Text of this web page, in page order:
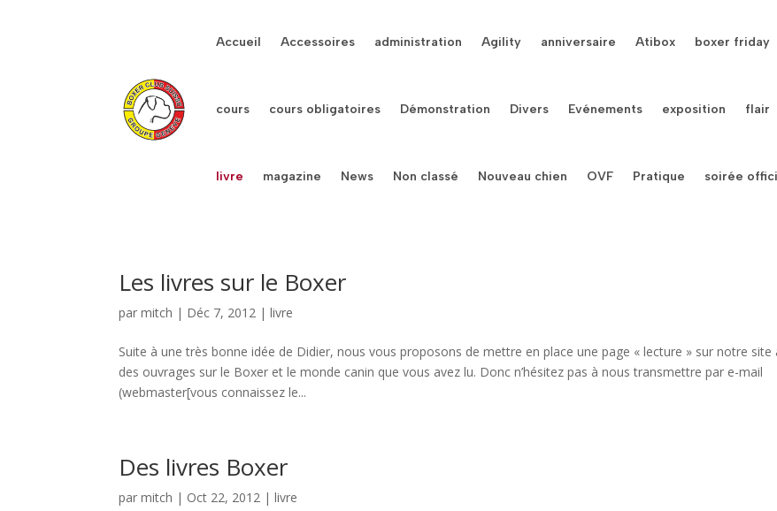
Accueil Accessoires administration Agility anniversaire Atibox boxer friday
cours cours obligatoires Démonstration Divers Evénements exposition flair
livre magazine News Non classé Nouveau chien OVF Pratique soirée
Les livres sur le Boxer
parmitch | Déc 7, 2012 |livre
Suite à une très bonne idée de Didier, nous vous proposons de mettre en place une page « lecture » sur notre site
des ouvrages sur le Boxer et le monde canin que vous avez lu. Donc n’hésitez pas à nous transmettre par e-mail
(webmaster[vous connaissez le...
Des livres Boxer
parmitch | Oct 22, 2012 |livre